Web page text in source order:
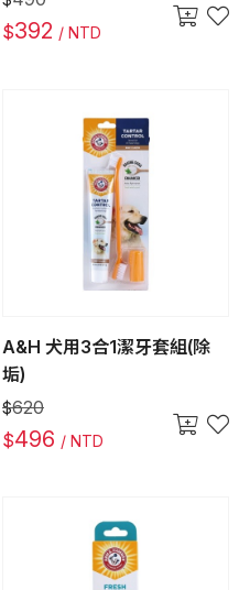
$392 / NTD
A&H 犬用3合1潔牙套組(除
垢)
$620
$496 / NTD